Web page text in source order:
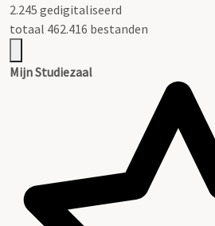
2.245 gedigitaliseerd
totaal 462.416 bestanden
Mijn Studiezaal